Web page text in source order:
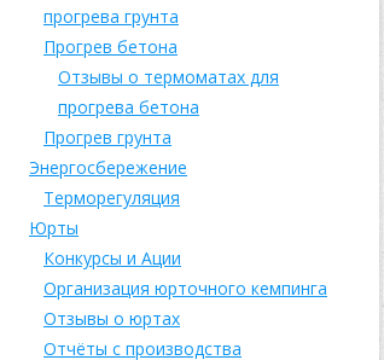
прогрева грунта
Прогрев бетона
Отзывы о термоматах для
прогрева бетона
Прогрев грунта
Энергосбережение
Терморегуляция
Юрты
Конкурсы и Ации
Организация юрточного кемпинга
Отзывы о юртах
Отчёты с производства